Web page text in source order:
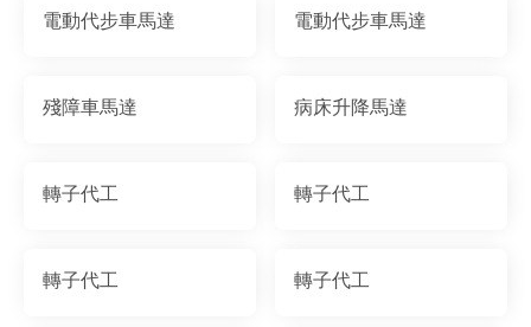
電動代步車馬達 電動代步車馬達
殘障車馬達 病床升降馬達
轉子代工 轉子代工
轉子代工 轉子代工